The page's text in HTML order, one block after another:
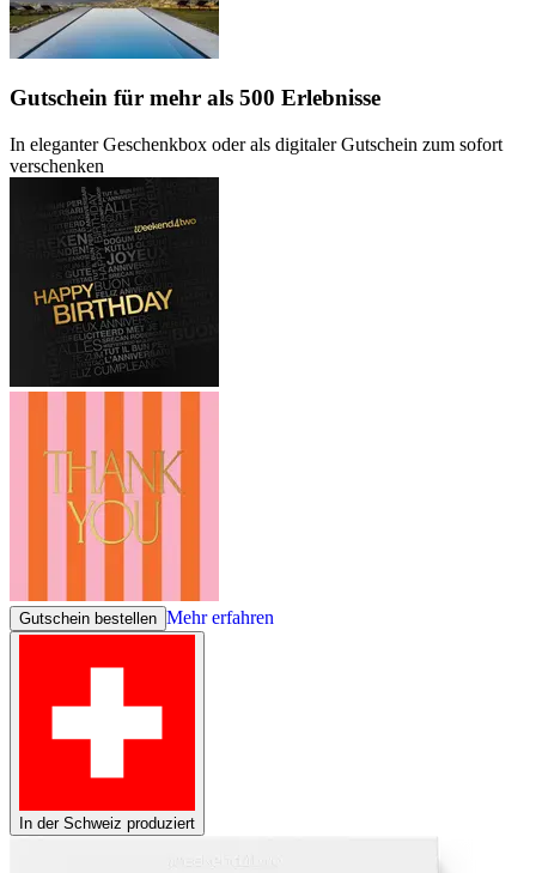
Gutschein für mehr als 500 Erlebnisse
In eleganter Geschenkbox oder als digitaler Gutschein zum sofort
verschenken
Gutschein bestellen Mehr erfahren
In der Schweiz produziert